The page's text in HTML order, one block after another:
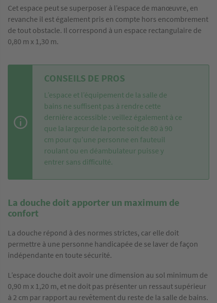
Cet espace peut se superposer à l’espace de manœuvre, en
revanche il est également pris en compte hors encombrement
de tout obstacle. Il correspond à un espace rectangulaire de
0,80 m x 1,30 m.
CONSEILS DE PROS
L’espace et l’équipement de la salle de
bains ne suffisent pas à rendre cette
dernière accessible : veillez également à ce
que la largeur de la porte soit de 80 à 90
cm pour qu’une personne en fauteuil
roulant ou en déambulateur puisse y
entrer sans difficulté.
La douche doit apporter un maximum de
confort
La douche répond à des normes strictes, car elle doit
permettre à une personne handicapée de se laver de façon
indépendante en toute sécurité.
L’espace douche doit avoir une dimension au sol minimum de
0,90 m x 1,20 m, et ne doit pas présenter un ressaut supérieur
à 2 cm par rapport au revêtement du reste de la salle de bains.